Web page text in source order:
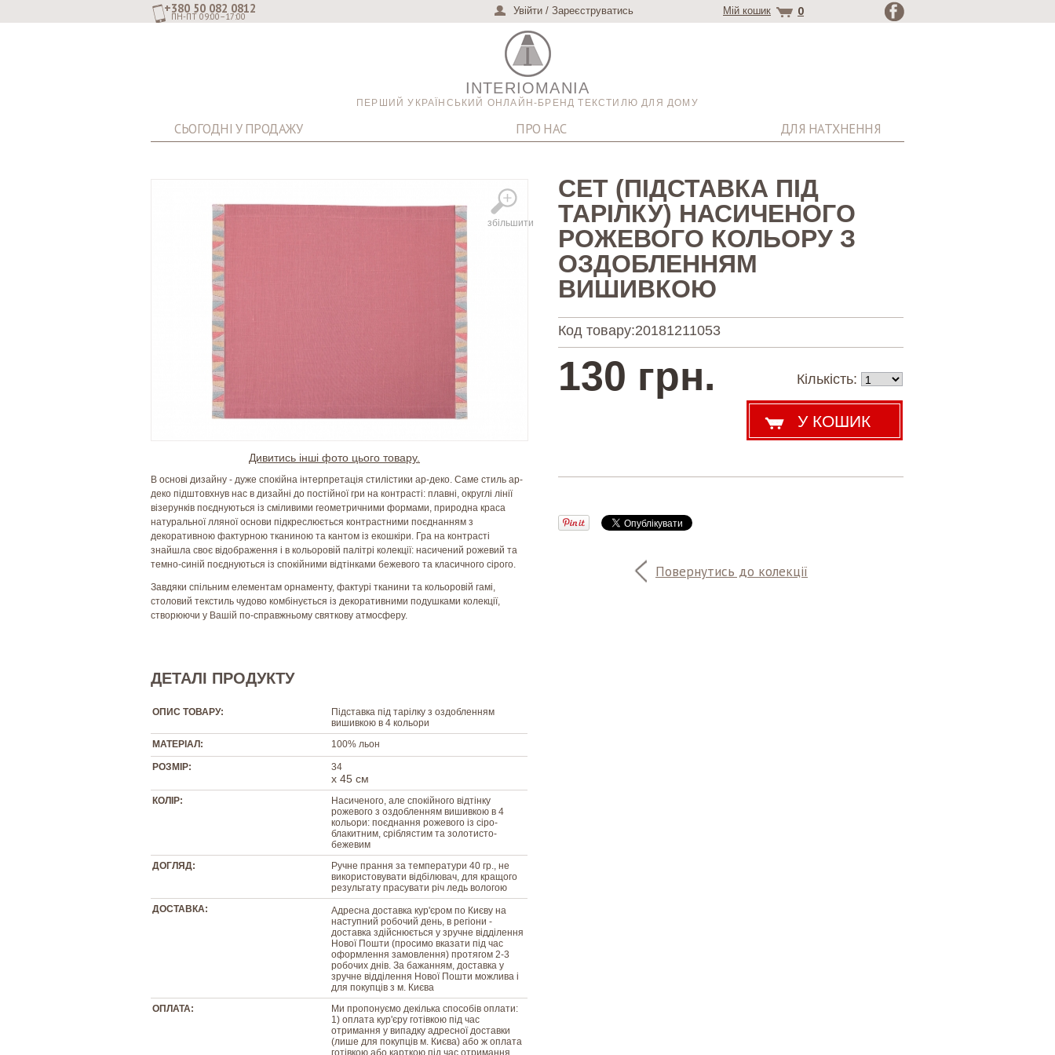
+380 50 082 0812
ПН-ПТ 09:00–17:00 Мій кошик 0
Увійти / Зареєструватись
INTERIOMANIA
ПЕРШИЙ УКРАЇНСЬКИЙ ОНЛАЙН-БРЕНД ТЕКСТИЛЮ ДЛЯ ДОМУ
СЬОГОДНІ У ПРОДАЖУ ПРО НАС ДЛЯ НАТХНЕННЯ
збільшити
СЕТ (ПІДСТАВКА ПІД
ТАРІЛКУ) НАСИЧЕНОГО
РОЖЕВОГО КОЛЬОРУ З
ОЗДОБЛЕННЯМ
ВИШИВКОЮ
Код товару:20181211053
130 грн. Кількість:
Повернутись до колекції
Дивитись інші фото цього товару.
В основі дизайну - дуже спокійна інтерпретація стилістики ар-деко. Саме стиль ар-
деко підштовхнув нас в дизайні до постійної гри на контрасті: плавні, округлі лінії
візерунків поєднуються із сміливими геометричними формами, природна краса
натуральної лляної основи підкреслюється контрастними поєднанням з
декоративною фактурною тканиною та кантом із екошкіри. Гра на контрасті
знайшла своє відображення і в кольоровій палітрі колекції: насичений рожевий та
темно-синій поєднуються із спокійними відтінками бежевого та класичного сірого.
Завдяки спільним елементам орнаменту, фактурі тканини та кольоровій гамі,
столовий текстиль чудово комбінується із декоративними подушками колекції,
створюючи у Вашій по-справжньому святкову атмосферу.
ДЕТАЛІ ПРОДУКТУ
ОПИС ТОВАРУ:
Підставка під тарілку з оздобленням
вишивкою в 4 кольори
МАТЕРІАЛ:
100% льон
РОЗМІР: 34
х 45 см
КОЛІР:
Насиченого, але спокійного відтінку
рожевого з оздобленням вишивкою в 4
кольори: поєднання рожевого із сіро-
блакитним, сріблястим та золотисто-
бежевим
ДОГЛЯД:
Ручне прання за температури 40 гр., не
використовувати відбілювач, для кращого
результату прасувати річ ледь вологою
ДОСТАВКА:
Адресна доставка кур'єром по Києву на
наступний робочий день, в регіони -
доставка здійснюється у зручне відділення
Нової Пошти (просимо вказати під час
оформлення замовлення) протягом 2-3
робочих днів. За бажанням, доставка у
зручне відділення Нової Пошти можлива і
для покупців з м. Києва
ОПЛАТА:
Ми пропонуємо декілька способів оплати:
1) оплата кур'єру готівкою під час
отримання у випадку адресної доставки
(лише для покупців м. Києва) або ж оплата
готівкою або карткою під час отримання